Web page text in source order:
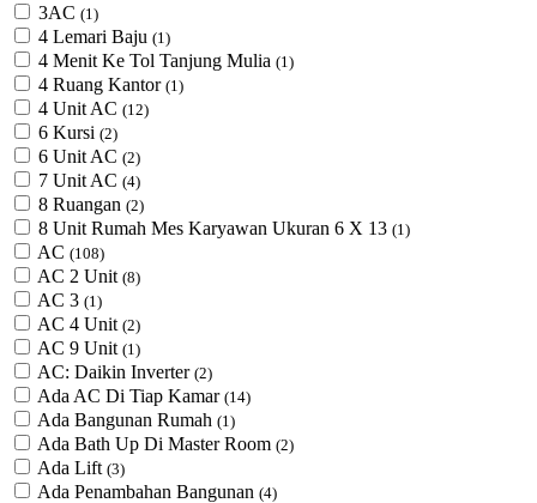
3AC (1)
4 Lemari Baju (1)
4 Menit Ke Tol Tanjung Mulia (1)
4 Ruang Kantor (1)
4 Unit AC (12)
6 Kursi (2)
6 Unit AC (2)
7 Unit AC (4)
8 Ruangan (2)
8 Unit Rumah Mes Karyawan Ukuran 6 X 13 (1)
AC (108)
AC 2 Unit (8)
AC 3 (1)
AC 4 Unit (2)
AC 9 Unit (1)
AC: Daikin Inverter (2)
Ada AC Di Tiap Kamar (14)
Ada Bangunan Rumah (1)
Ada Bath Up Di Master Room (2)
Ada Lift (3)
Ada Penambahan Bangunan (4)